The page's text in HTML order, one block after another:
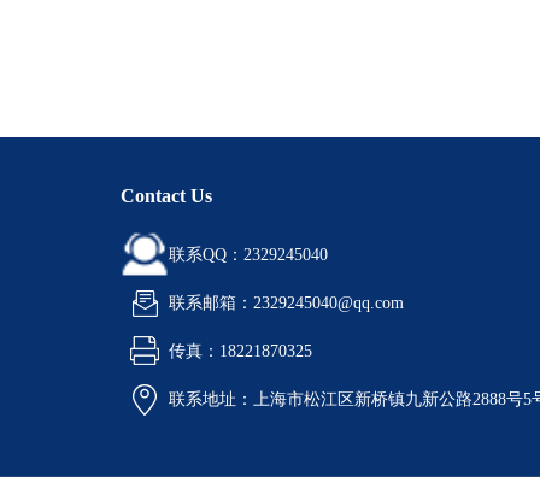
Contact Us
联系QQ：2329245040
联系邮箱：2329245040@qq.com
传真：18221870325
联系地址：上海市松江区新桥镇九新公路2888号5